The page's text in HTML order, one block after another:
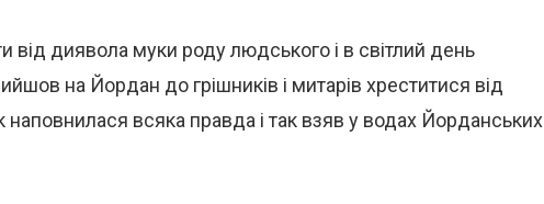
від диявола мyки роду людського і в світлий день
на Йордан до грішників і митарів хреститися від
наповнилася всяка правда і так взяв у водах Йорданських